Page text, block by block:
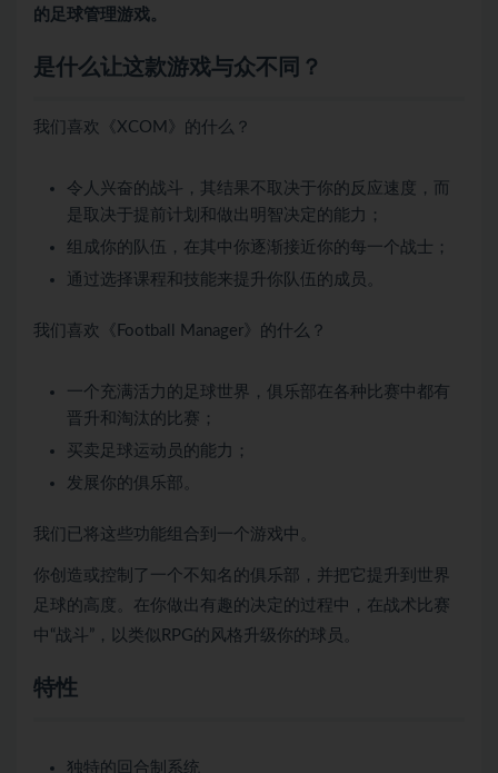
的足球管理游戏。
是什么让这款游戏与众不同？
我们喜欢《XCOM》的什么？
令人兴奋的战斗，其结果不取决于你的反应速度，而
是取决于提前计划和做出明智决定的能力；
组成你的队伍，在其中你逐渐接近你的每一个战士；
通过选择课程和技能来提升你队伍的成员。
我们喜欢《Football Manager》的什么？
一个充满活力的足球世界，俱乐部在各种比赛中都有
晋升和淘汰的比赛；
买卖足球运动员的能力；
发展你的俱乐部。
我们已将这些功能组合到一个游戏中。
你创造或控制了一个不知名的俱乐部，并把它提升到世界
足球的高度。在你做出有趣的决定的过程中，在战术比赛
中“战斗”，以类似RPG的风格升级你的球员。
特性
独特的回合制系统